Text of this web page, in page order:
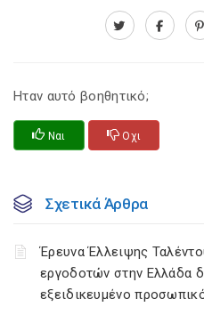
Ηταν αυτό βοηθητικό;
Ναι Οχι
Σχετικά Άρθρα
Έρευνα Έλλειψης
εργοδοτών στην Ελλάδα
εξειδικευμένο